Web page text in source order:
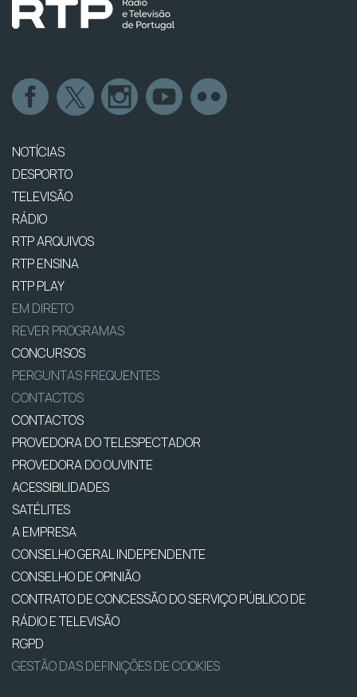
NOTÍCIAS
DESPORTO
TELEVISÃO
RÁDIO
RTP ARQUIVOS
RTP ENSINA
RTP PLAY
EM DIRETO
REVER PROGRAMAS
CONCURSOS
PERGUNTAS FREQUENTES
CONTACTOS
CONTACTOS
PROVEDORA DO TELESPECTADOR
PROVEDORA DO OUVINTE
ACESSIBILIDADES
SATÉLITES
A EMPRESA
CONSELHO GERAL INDEPENDENTE
CONSELHO DE OPINIÃO
CONTRATO DE CONCESSÃO DO SERVIÇO PÚBLICO DE
RÁDIO E TELEVISÃO
RGPD
GESTÃO DAS DEFINIÇÕES DE COOKIES